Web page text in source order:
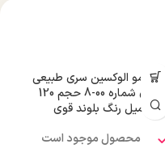
رنگ مو الوکسین سری طبیعی
قوی شماره 00-8 حجم 120
میل رنگ بلوند قوی
محصول موجود است